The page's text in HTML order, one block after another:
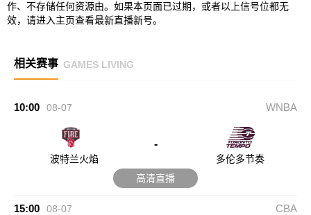
作、不存储任何资源由。如果本页面已过期，或者以上信号位都无
效，请进入主页查看最新直播新号。
相关赛事 GAMES LIVING
10:00 08-07 WNBA
波特兰火焰
-
多伦多节奏
高清直播
15:00 08-07 CBA